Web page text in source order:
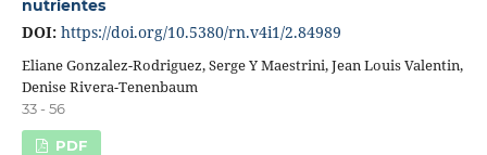
nutrientes
DOI: https://doi.org/10.5380/rn.v4i1/2.84989
Eliane Gonzalez-Rodriguez, Serge Y Maestrini, Jean Louis Valentin,
Denise Rivera-Tenenbaum
33 - 56
PDF